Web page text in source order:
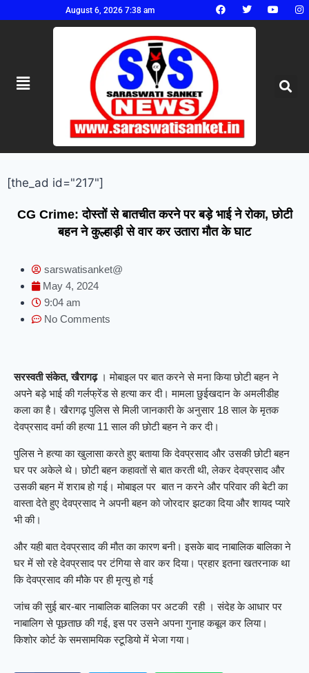
August 6, 2026 7:38 am
[the_ad id="217"]
CG Crime: दोस्तों से बातचीत करने पर बड़े भाई ने रोका, छोटी
बहन ने कुल्हाड़ी से वार कर उतारा मौत के घाट
sarswatisanket@
May 4, 2024
9:04 am
No Comments
सरस्वती संकेत, खैरागढ़। मोबाइल पर बात करने से मना किया छोटी बहन ने
अपने बड़े भाई की गर्लफ्रेंड से हत्या कर दी। मामला छुईखदान के अमलीडीह
कला का है। खैरागढ़ पुलिस से मिली जानकारी के अनुसार 18 साल के मृतक
देवप्रसाद वर्मा की हत्या 11 साल की छोटी बहन ने कर दी।
पुलिस ने हत्या का खुलासा करते हुए बताया कि देवप्रसाद और उसकी छोटी बहन
घर पर अकेले थे। छोटी बहन कहावतों से बात करती थी, लेकर देवप्रसाद और
उसकी बहन में शराब हो गई। मोबाइल पर बात न करने और परिवार की बेटी का
वास्ता देते हुए देवप्रसाद ने अपनी बहन को जोरदार झटका दिया और शायद प्यारे
भी की।
और यही बात देवप्रसाद की मौत का कारण बनी। इसके बाद नाबालिक बालिका ने
घर में सो रहे देवप्रसाद पर टंगिया से वार कर दिया। प्रहार इतना खतरनाक था
कि देवप्रसाद की मौके पर ही मृत्यु हो गई
जांच की सुई बार-बार नाबालिक बालिका पर अटकी रही । संदेह के आधार पर
नाबालिग से पूछताछ की गई, इस पर उसने अपना गुनाह कबूल कर लिया।
किशोर कोर्ट के समसामयिक स्टूडियो में भेजा गया।